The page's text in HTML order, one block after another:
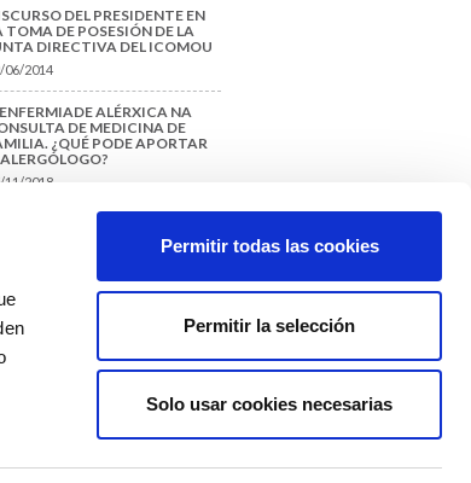
Permitir todas las cookies
Permitir la selección
Solo usar cookies necesarias
DEL PRESIDENTE EN
TOMA DE POSESIÓN DE LA
DIRECTIVA DEL ICOMOU
06/2014
ALÉRXICA NA
DE MEDICINA DE
¿QUÉ PODE APORTAR
11/2018
TRABAJO FIN DE GRADO?
Médicos